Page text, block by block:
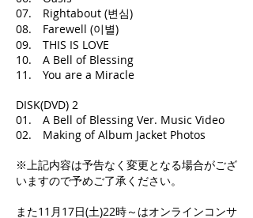
07. Rightabout (변심)
08. Farewell (이별)
09. THIS IS LOVE
10. A Bell of Blessing
11. You are a Miracle
DISK(DVD) 2
01. A Bell of Blessing Ver. Music Video
02. Making of Album Jacket Photos
※上記内容は予告なく変更となる場合がござ
いますので予めご了承ください。
また11月17日(土)22時～はオンラインコンサ